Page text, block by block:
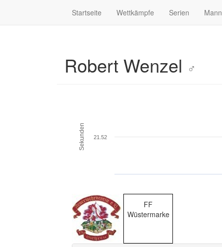
Startseite Wettkämpfe Serien
Robert Wenzel ♂
Sekunden 21.52
FF
Wüstermarke